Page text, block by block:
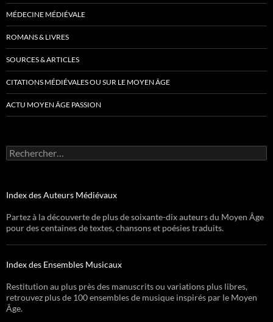
MÉDECINE MÉDIÉVALE
ROMANS & LIVRES
SOURCES & ARTICLES
CITATIONS MÉDIÉVALES OU SUR LE MOYEN ÂGE
ACTU MOYEN ÂGE PASSION
Rechercher :
Index des Auteurs Médiévaux
Partez à la découverte de plus de soixante-dix auteurs du Moyen Âge
pour des centaines de textes, chansons et poésies traduits.
Index des Ensembles Musicaux
Restitution au plus près des manuscrits ou variations plus libres,
retrouvez plus de 100 ensembles de musique inspirés par le Moyen
Âge.